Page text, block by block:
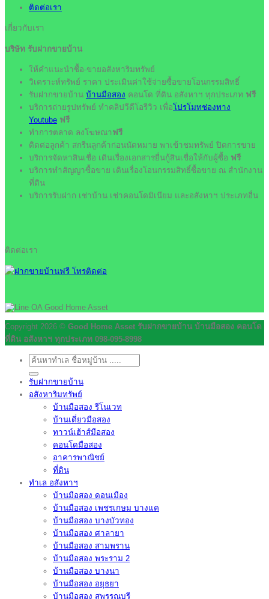
ติดต่อเรา
เกี่ยวกับเรา
บริษัท รับฝากขายบ้าน
ให้คำแนะนำซื้อ-ขายอสังหาริมทรัพย์
วิเคราะห์ทรัพย์ ราคา ประเมินค่าใช้จ่ายซื้อขายโอนกรรมสิทธิ์
รับฝากขายบ้าน บ้านมือสอง คอนโด ที่ดิน อสังหาฯ ทุกประเภท ฟรี
บริการถ่ายรูปทรัพย์ ทำคลิปวีดีโอรีวิว เพื่อโปรโมทช่องทาง
Youtube ฟรี
ทำการตลาด ลงโฆษณาฟรี
ติดต่อลูกค้า สกรีนลูกค้าก่อนนัดหมาย พาเข้าชมทรัพย์ ปิดการขาย
บริการจัดหาสินเชื่อ เดินเรื่องเอกสารยื่นกู้สินเชื่อให้กับผู้ซื้อ ฟรี
บริการทำสัญญาซื้อขาย เดินเรื่องโอนกรรมสิทธิ์ซื้อขาย ณ สำนักงาน
ที่ดิน
บริการรับฝาก เช่าบ้าน เช่าคอนโดมิเนียม และอสังหาฯ ประเภทอื่น
ติดต่อเรา
Copyright 2026 © Good Home Asset รับฝากขายบ้าน บ้านมือสอง คอนโด
ที่ดิน อสังหาฯ ทุกประเภท 098-095-8998
ค้นหา:
รับฝากขายบ้าน
อสังหาริมทรัพย์
บ้านมือสอง รีโนเวท
บ้านเดี่ยวมือสอง
ทาวน์เฮ้าส์มือสอง
คอนโดมือสอง
อาคารพาณิชย์
ที่ดิน
ทำเล อสังหาฯ
บ้านมือสอง ดอนเมือง
บ้านมือสอง เพชรเกษม บางแค
บ้านมือสอง บางบัวทอง
บ้านมือสอง ศาลายา
บ้านมือสอง สามพราน
บ้านมือสอง พระราม 2
บ้านมือสอง บางนา
บ้านมือสอง อยุธยา
บ้านมือสอง สุพรรณบุรี